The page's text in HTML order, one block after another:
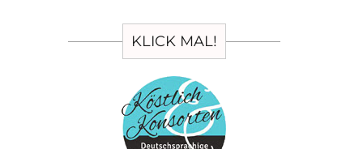
KLICK MAL!